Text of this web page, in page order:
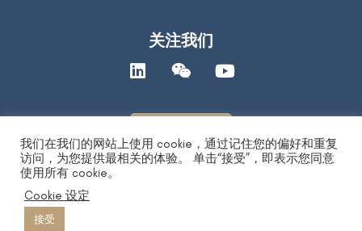
关注我们
著作权保护声明|人工智能道德声明
by DYXnet 第一线有限公司. All Right Reserved. 版权所有 不得转载
粤ICP备17165541号 合字B1.B2-20080003
我们在我们的网站上使用 cookie，通过记住您的偏好和重复
访问，为您提供最相关的体验。 单击“接受”，即表示您同意
使用所有 cookie。
Cookie 设定
接受